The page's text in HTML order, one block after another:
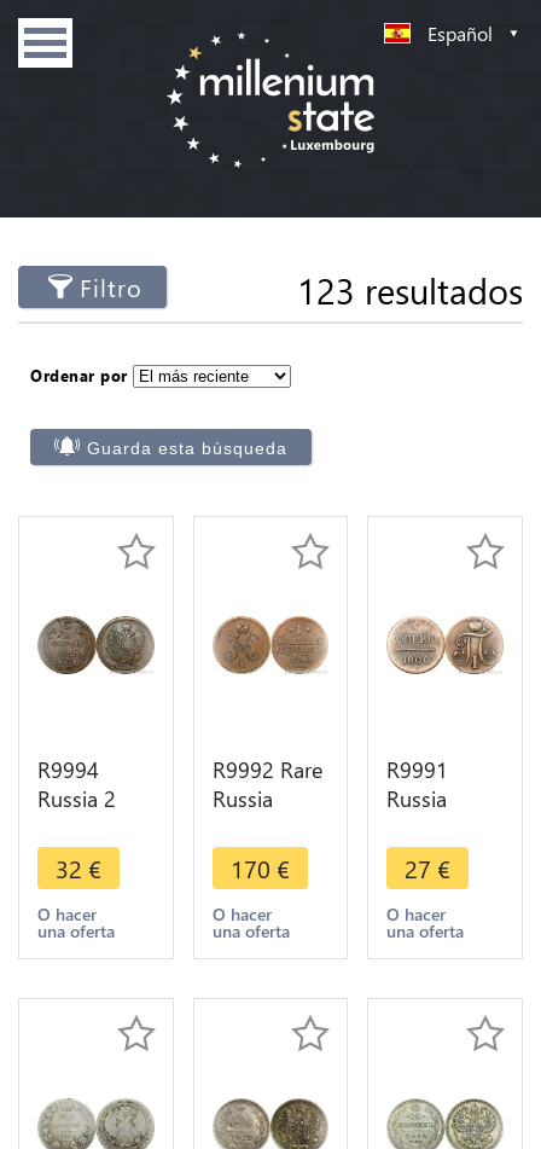
Español
Filtro 123 resultados
Ordenar por
Guarda esta búsqueda
R9994
Russia 2
Alexander I
1812 EM
HM
Ekaterinburg
Offer
32 €
O hacer
una oferta
R9992 Rare
Russia
Kopeck
Serebrom
Nicholas I
1842 /1
->Offer
170 €
O hacer
una oferta
R9991
Russia
Kopeck
Pavel PauI
Ier 1800 EM
Ekaterinburg
Offer
27 €
O hacer
una oferta